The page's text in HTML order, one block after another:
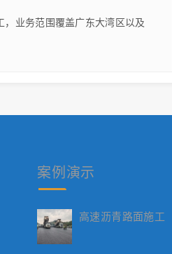
业务范围覆盖广东大湾区以及
案例 演示
高速沥青路面施工